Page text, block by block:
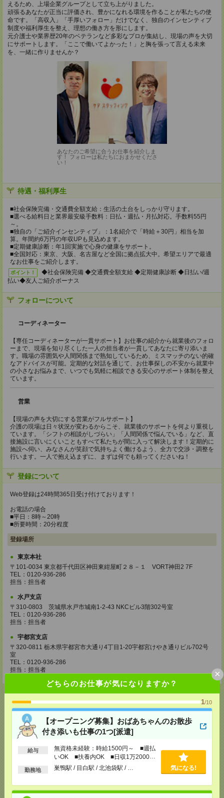
どちらのお仕事が気になりますか？
1/10
【オープニング募集】おばあちゃんのお散歩
付き添いも仕事の1つ[派遣]
給与
無資格未経験：時給1500円～ ■週払
いOK ■扶養内OK ■日収1万2000円
以上
勤務地 巣鴨駅 / 目白駅 / 北池袋駅 / … 気になる!
×
えるため、上場企業グループとして立ち上がりました。
頑張るあなたが正当に評価され、豊かになれる環境を作ることが私たちの使
命です。「高収入」「手厚いフォロー」だけでなく、独自のインセンティブ
制度や福利厚生を整え、理想の働き方を形にします。
元介護士や業界歴20年のベテランなど多彩なプロが集結し、現場の声を大切
にサポートします。「ここで働いてよかった！」と胸を張って言える未来
を、一緒に作りませんか？
あなたのご希望に合うお仕事を紹介しま
す！ フォローは私たちにおまかせくださ
い！
待遇・福利厚生
■社会保険完備・交通費全額支給：生活の土台をしっかり守ります。
■選べる給料日と業界最安級手数料：日払・週払・月払対応。手数料55円
～。
■独自の「ご紹介インセンティブ」：1名紹介で「時給＋30円」相当を加
算。年間約6万円の年収UPも見込めます。
■定期健康診断：年1回実施で心身の健康をサポート。
■全国対応：東京、大阪、名古屋など全国に拠点拡大中。希望エリアで最適
なお仕事をご紹介します。
ポイント！
◆社会保険完備 ◆交通費全額支給 ◆定期健康診断 ◆日払い/週
払い◆友人ご紹介ボーナス
フォローについて
コーディネーター
【専任コーディネーターが一貫サポート】お仕事の紹介から就業後のフォロ
ーまで、現場を知り尽くした一人の担当者が一貫してあなたに寄り添いま
す。職場の雰囲気や人間関係まで熟知しているため、ミスマッチのない的確
なアドバイスが可能。定期的な対話を通じて、お仕事探しの不安から就業中
の小さなお悩みまで、いつでも気軽に相談できる安心のサポート体制を整え
ています。
営業
【現場の声を大切にする営業がフルサポート】
介護の現場は日々状況が変わるからこそ、就業後のサポートを何より重視し
ています。「シフトの相談がしづらい」「人間関係で悩んでいる」など、直
接施設に言いにくいこともすべて私たちが間に入って解決します！定期的に
施設へ伺い、みなさんが笑顔で気持ちよく働けるよう、全力で交渉・調整を
行います。一人で抱え込まずに、まずは何でも頼ってくださいね！
登録について
Web登録は24時間365日受け付けております！
お電話の場合
■平日：8時～20時
■所要時間：20分程度
登録場所
東京本社
〒101-0034 東京都千代田区神田東紺屋町２８－１ VORT神田2 7F
TEL：0120-936-286
担当：担当者
水戸支店
〒310-0803 茨城県水戸市城南1-2-43 NKCビル3階302号室
TEL：0120-936-286
担当：担当者
宇都宮支店
〒320-0811 栃木県宇都宮市大通り4丁目1-20宇都宮けやき通りビル702号
室
TEL：0120-936-286
担当：担当者
応募ページへ
気になる！ 電話応募
メールで送る LINEで送る